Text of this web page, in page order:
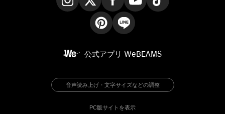
公式アプリ WeBEAMS
音声読み上げ・文字サイズなどの調整
PC版サイトを表示